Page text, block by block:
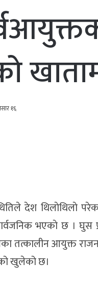
१६
देश थिलाेथिलाे
भएकाे छ । घुस
तत्कालीन आयुक्त
खुलेको छ।